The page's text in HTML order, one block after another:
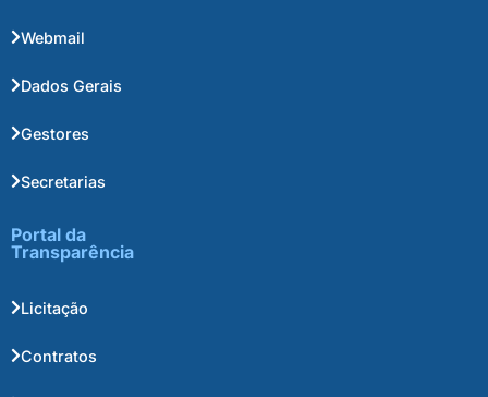
Webmail
Dados Gerais
Gestores
Secretarias
Portal da
Transparência
Licitação
Contratos